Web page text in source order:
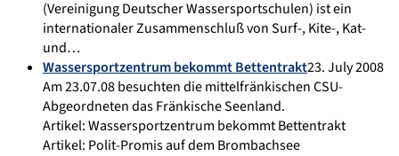
(Vereinigung Deutscher Wassersportschulen) ist ein
internationaler Zusammenschluß von Surf-, Kite-, Kat-
und…
Wassersportzentrum bekommt Bettentrakt23. July 2008
Am 23.07.08 besuchten die mittelfränkischen CSU-
Abgeordneten das Fränkische Seenland.
Artikel: Wassersportzentrum bekommt Bettentrakt
Artikel: Polit-Promis auf dem Brombachsee